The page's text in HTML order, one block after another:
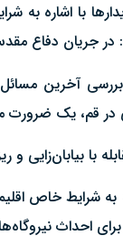
با اشاره
عمومی در همه استان‌ها بدون اختلال
آخرین مسائل
در قم، یک
با بیابان‌زایی و
به شرایط خاص
احداث